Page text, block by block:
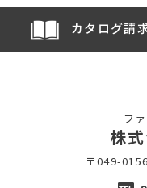
カタログ請
フ
株
〒049-